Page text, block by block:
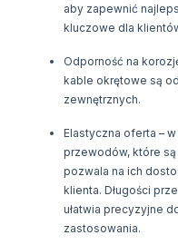
aby zapewnić
kluczowe dla
Odporność na
kable okrętowe są
zewnętrznych.
Elastyczna oferta –
przewodów, które
pozwala na ich
klienta. Długości
ułatwia precyzyjne
zastosowania.